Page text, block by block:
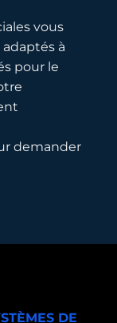
vous
à
pour le
demander
DE